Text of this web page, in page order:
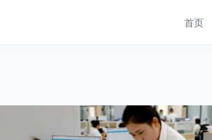
首页